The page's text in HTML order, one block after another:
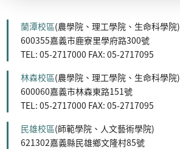
蘭潭校區(農學院、理工學院、生命科學院)
600355嘉義市鹿寮里學府路300號
TEL: 05-2717000 FAX: 05-2717095
林森校區(農學院、理工學院、生命科學院)
600060嘉義市林森東路151號
TEL: 05-2717000 FAX: 05-2717095
民雄校區(師範學院、人文藝術學院)
621302嘉義縣民雄鄉文隆村85號